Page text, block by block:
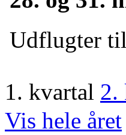
Udflugter
1. kvartal 2.
Vis hele året